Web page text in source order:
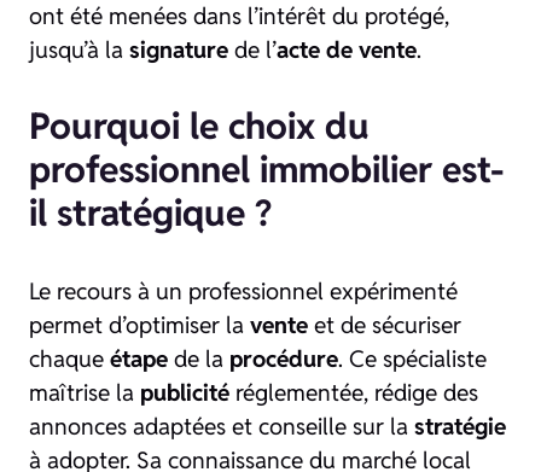
ont été menées dans l’intérêt du protégé,
jusqu’à la signature de l’acte de vente.
Pourquoi le choix du
professionnel immobilier est-
il stratégique ?
Le recours à un professionnel expérimenté
permet d’optimiser la vente et de sécuriser
chaque étape de la procédure. Ce spécialiste
maîtrise la publicité réglementée, rédige des
annonces adaptées et conseille sur la stratégie
à adopter. Sa connaissance du marché local